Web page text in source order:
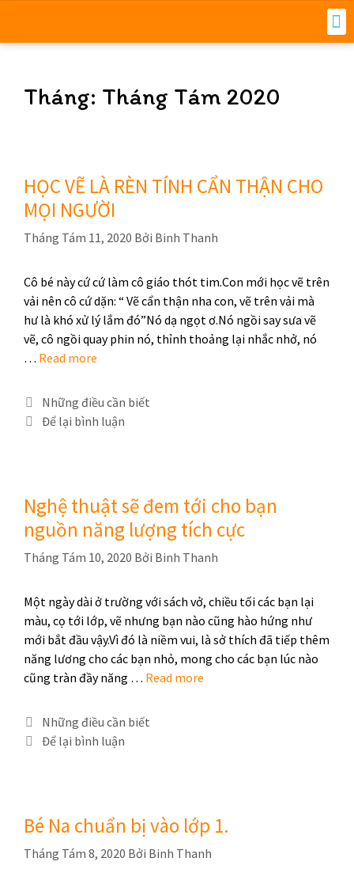
Tháng: Tháng Tám 2020
HỌC VẼ LÀ RÈN TÍNH CẨN THẬN CHO
MỌI NGƯỜI
Tháng Tám 11, 2020 Bởi Binh Thanh
Cô bé này cứ cứ làm cô giáo thót tim.Con mới học vẽ trên
vải nên cô cứ dặn: “ Vẽ cẩn thận nha con, vẽ trên vải mà
hư là khó xử lý lắm đó”Nó dạ ngọt ơ.Nó ngồi say sưa vẽ
vẽ, cô ngồi quay phin nó, thỉnh thoảng lại nhắc nhở, nó
… Read more
Những điều cần biết
Để lại bình luận
Nghệ thuật sẽ đem tới cho bạn
nguồn năng lượng tích cực
Tháng Tám 10, 2020 Bởi Binh Thanh
Một ngày dài ở trường với sách vở, chiều tối các bạn lại
màu, cọ tới lớp, vẽ nhưng bạn nào cũng hào hứng như
mới bắt đầu vậy.Vì đó là niềm vui, là sở thích đã tiếp thêm
năng lương cho các bạn nhỏ, mong cho các bạn lúc nào
cũng tràn đầy năng … Read more
Những điều cần biết
Để lại bình luận
Bé Na chuẩn bị vào lớp 1.
Tháng Tám 8, 2020 Bởi Binh Thanh